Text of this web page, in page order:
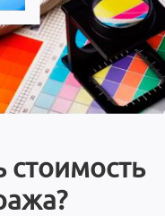
стоимость